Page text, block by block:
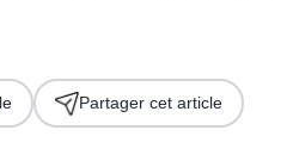
Partager cet article